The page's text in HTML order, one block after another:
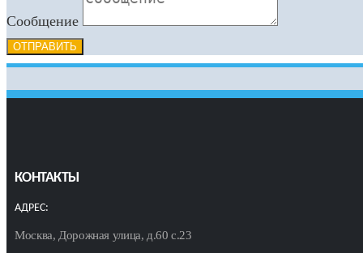
Сообщение
ОТПРАВИТЬ
КОНТАКТЫ
АДРЕС:
Москва, Дорожная улица, д.60 с.23